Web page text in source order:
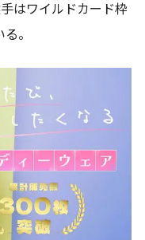
はワイルドカード枠
。